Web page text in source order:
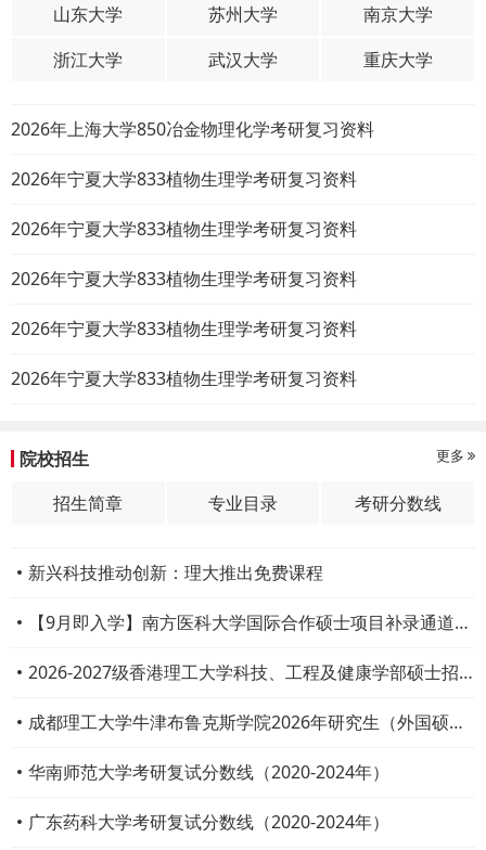
山东大学 苏州大学
南京大学
浙江大学
武汉大学 重庆大学
2026年上海大学850冶金物理化学考研复习资料
2026年宁夏大学833植物生理学考研复习资料
2026年宁夏大学833植物生理学考研复习资料
2026年宁夏大学833植物生理学考研复习资料
2026年宁夏大学833植物生理学考研复习资料
2026年宁夏大学833植物生理学考研复习资料
院校招生 更多
招生简章 专业目录 考研分数线
新兴科技推动创新：理大推出免费课程
【9月即入学】南方医科大学国际合作硕士项目补录通道开启
2026-2027级香港理工大学科技、工程及健康学部硕士招生
成都理工大学牛津布鲁克斯学院2026年研究生（外国硕士学位）招生启动
华南师范大学考研复试分数线（2020-2024年）
广东药科大学考研复试分数线（2020-2024年）